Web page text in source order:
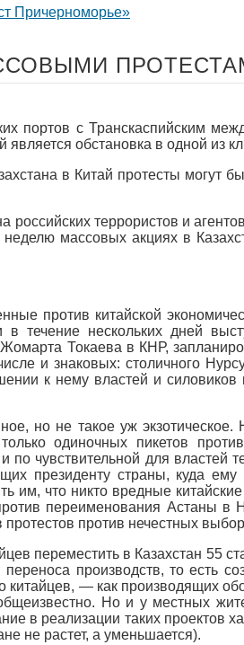
портов с Транскаспийским
является обстановка в одной из
в Китай протесты могут
террористов и
массовых акциях в
против китайской
течение нескольких дней
Токаева в КНР,
и знаковых: столичного
к нему властей и
но не такое уж
одиночных пикетов
чувствительной для
президенту страны, куда
им, что никто вредные
переименования Астаны в
против нечестных
переместить в Казахстан 55
производств, то есть
— как производящих
Но и у местных
в реализации таких проектов
не растет, а уменьшается).